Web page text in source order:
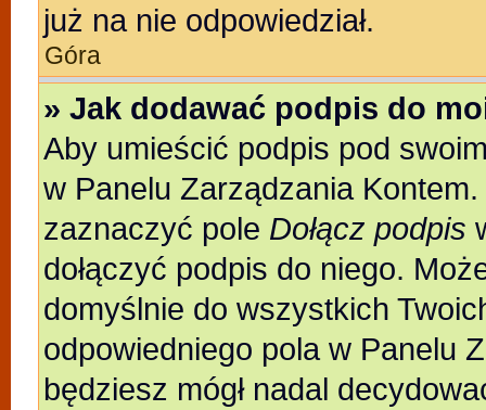
już na nie odpowiedział.
Góra
» Jak dodawać podpis do
Aby umieścić podpis pod
w Panelu Zarządzania
zaznaczyć pole Dołącz podpis
dołączyć podpis do niego.
domyślnie do wszystkich
odpowiedniego pola w Panelu
będziesz mógł nadal